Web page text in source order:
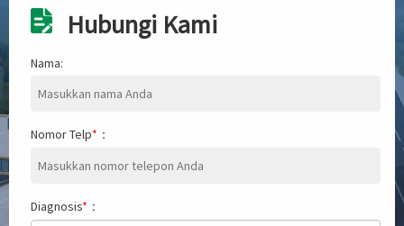
Hubungi Kami
Nama:
Nomor Telp* ：
Diagnosis* ：